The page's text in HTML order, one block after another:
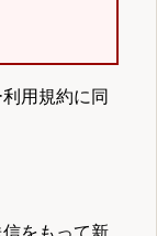
用規約に同
をもって新